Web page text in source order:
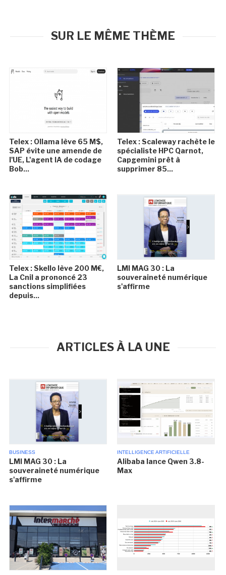
SUR LE MÊME THÈME
Telex : Ollama lève 65 M$,
SAP évite une amende de
l'UE, L'agent IA de codage
Bob...
Telex : Scaleway rachète le
spécialiste HPC Qarnot,
Capgemini prêt à
supprimer 85...
Telex : Skello lève 200 M€,
La Cnil a prononcé 23
sanctions simplifiées
depuis...
LMI MAG 30 : La
souveraineté numérique
s'affirme
ARTICLES À LA UNE
BUSINESS
LMI MAG 30 : La
souveraineté numérique
s'affirme
INTELLIGENCE ARTIFICIELLE
Alibaba lance Qwen 3.8-
Max